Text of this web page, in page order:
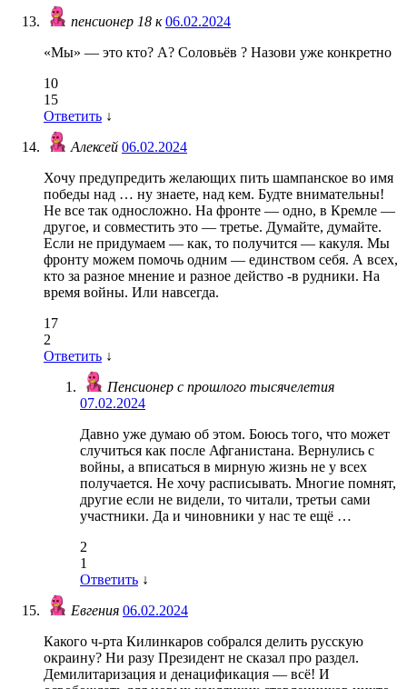
пенсионер 18 к06.02.2024
«Мы» — это кто? А? Соловьёв ? Назови уже конкретно
10
15
Ответить ↓
Алексей 06.02.2024
Хочу предупредить желающих пить шампанское во имя
победы над … ну знаете, над кем. Будте внимательны!
Не все так односложно. На фронте — одно, в Кремле —
другое, и совместить это — третье. Думайте, думайте.
Если не придумаем — как, то получится — какуля. Мы
фронту можем помочь одним — единством себя. А всех,
кто за разное мнение и разное действо -в рудники. На
время войны. Или навсегда.
17
2
Ответить ↓
Пенсионер с прошлого тысячелетия
07.02.2024
Давно уже думаю об этом. Боюсь того, что может
случиться как после Афганистана. Вернулись с
войны, а вписаться в мирную жизнь не у всех
получается. Не хочу расписывать. Многие помнят,
другие если не видели, то читали, третьи сами
участники. Да и чиновники у нас те ещё …
2
1
Ответить ↓
Евгения 06.02.2024
Какого ч-рта Килинкаров собрался делить русскую
окраину? Ни разу Президент не сказал про раздел.
Демилитаризация и денацификация — всё! И